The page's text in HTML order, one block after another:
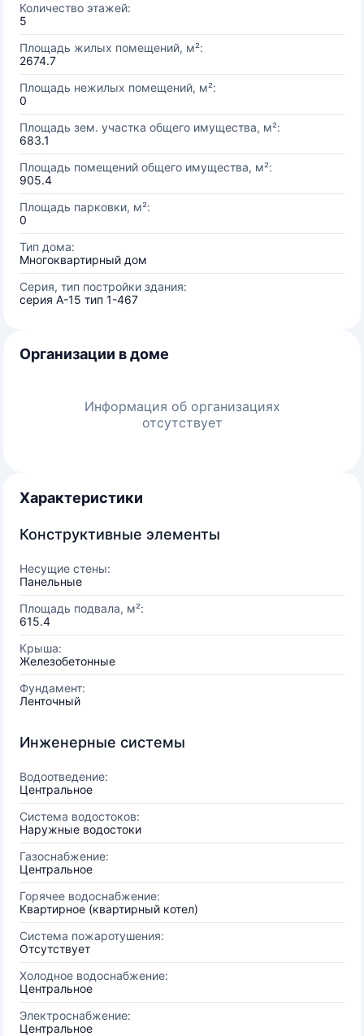
Количество этажей:
5
Площадь жилых помещений, м²:
2674.7
Площадь нежилых помещений, м²:
0
Площадь зем. участка общего имущества, м²:
683.1
Площадь помещений общего имущества, м²:
905.4
Площадь парковки, м²:
0
Тип дома:
Многоквартирный дом
Серия, тип постройки здания:
серия А-15 тип 1-467
Организации в доме
Информация об организациях
отсутствует
Характеристики
Конструктивные элементы
Несущие стены:
Панельные
Площадь подвала, м²:
615.4
Крыша:
Железобетонные
Фундамент:
Ленточный
Инженерные системы
Водоотведение:
Центральное
Система водостоков:
Наружные водостоки
Газоснабжение:
Центральное
Горячее водоснабжение:
Квартирное (квартирный котел)
Система пожаротушения:
Отсутствует
Холодное водоснабжение:
Центральное
Электроснабжение:
Центральное